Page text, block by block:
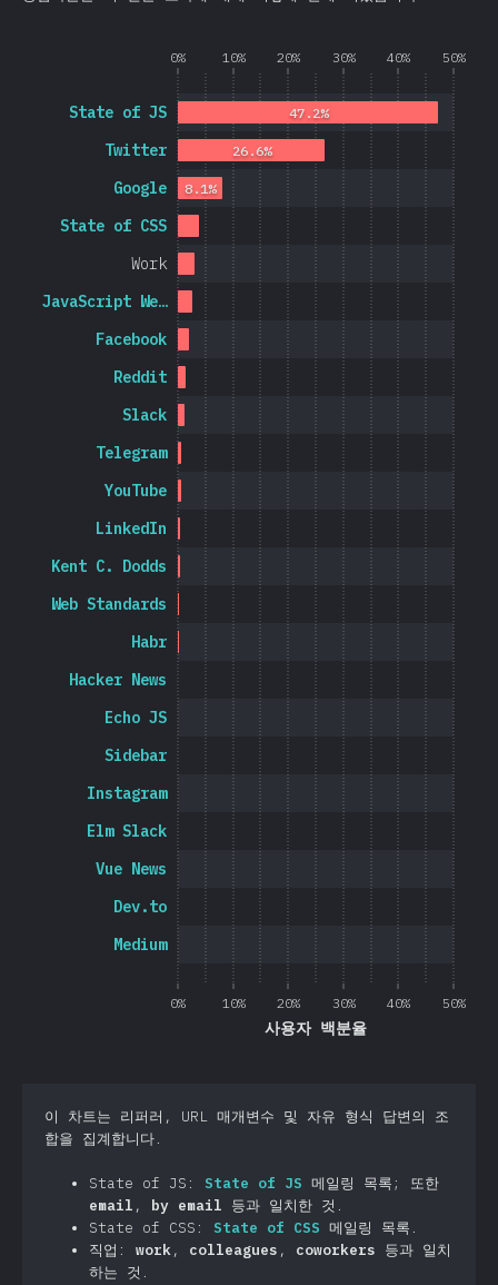
0% 10% 20% 30% 40% 50%
0% 10% 20% 30% 40% 50%
사용자 백분율
Medium
Dev.to
Vue News
Elm Slack
Instagram
Sidebar
Echo JS
Hacker News
Habr
Web Standards
Kent C. Dodds
LinkedIn
YouTube
Telegram
Slack
Reddit
Facebook
JavaScript We…
Work
State of CSS
Google
Twitter
State of JS
8.1%
26.6%
47.2%
이 차트는 리퍼러, URL 매개변수 및 자유 형식 답변의 조
합을 집계합니다.
State of JS: State of JS 메일링 목록; 또한
email , by email 등과 일치한 것.
State of CSS: State of CSS 메일링 목록.
직업: work, colleagues , coworkers 등과 일치
하는 것.